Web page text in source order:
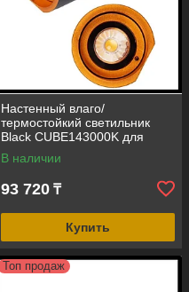
Настенный влаго/
термостойкий светильник
Black CUBE143000K для
паровой комнаты (LED, 24В,
мощность = 14 Вт, 3000K,
В наличии
93 720 ₸
Купить
Топ продаж